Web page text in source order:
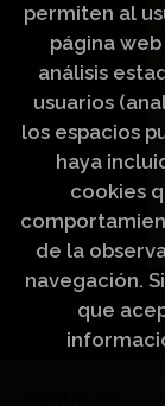
permiten al
página
análisis
usuarios
los espacios
haya
cookies
de la
navegación.
que